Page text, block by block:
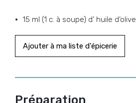
15 ml (1 c. à soupe) d’ huile d’olive
Ajouter à ma liste d'épicerie
Préparation